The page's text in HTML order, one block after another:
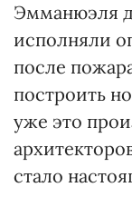
Эмманюэля
исполняли
после
построить
уже это
стало